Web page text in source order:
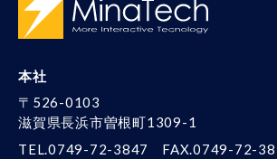
本社
〒526-0103
滋賀県長浜市曽根町1309-1
TEL.0749-72-3847
FAX.0749-72-